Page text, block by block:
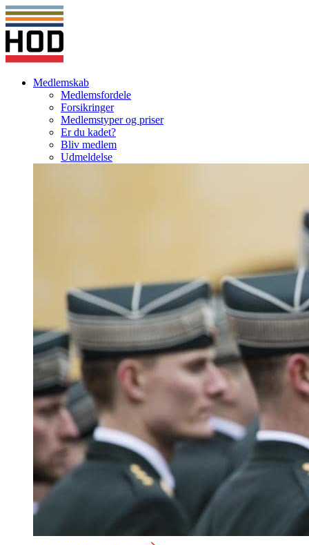
Medlemskab
Medlemsfordele
Forsikringer
Medlemstyper og priser
Er du kadet?
Bliv medlem
Udmeldelse